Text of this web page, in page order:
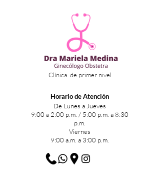
Clínica de primer nivel
Horario de Atención
De Lunes a Jueves
9:00 a 2:00 p.m. / 5:00 p.m. a 8:30
p.m.
Viernes
9:00 a.m. a 3:00 p.m.